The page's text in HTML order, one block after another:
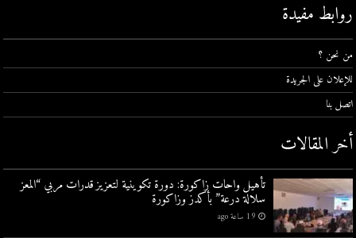
روابط مفيدة
من نحن ؟
للإعلان على الجريدة
اتصل بنا
أخر المقالات
تأهيل واحات زاكورة: دورة تكوينية لتعزيز قدرات مربي “المعز
سلالة درعة” بأكدز وزاكورة
19 ساعة ago